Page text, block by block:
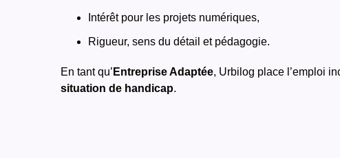
Intérêt pour les projets numériques,
Rigueur, sens du détail et pédagogie.
En tant qu’ Entreprise Adaptée, Urbilog place l’emploi
situation de handicap.